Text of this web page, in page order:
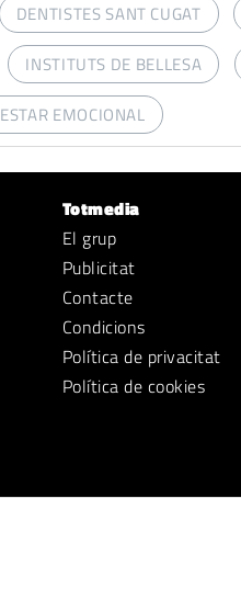
DENTISTES SANT CUGAT
INSTITUTS DE BELLESA
EMOCIONAL
Totmedia
El grup
Publicitat
Contacte
Condicions
Política de privacitat
Política de cookies